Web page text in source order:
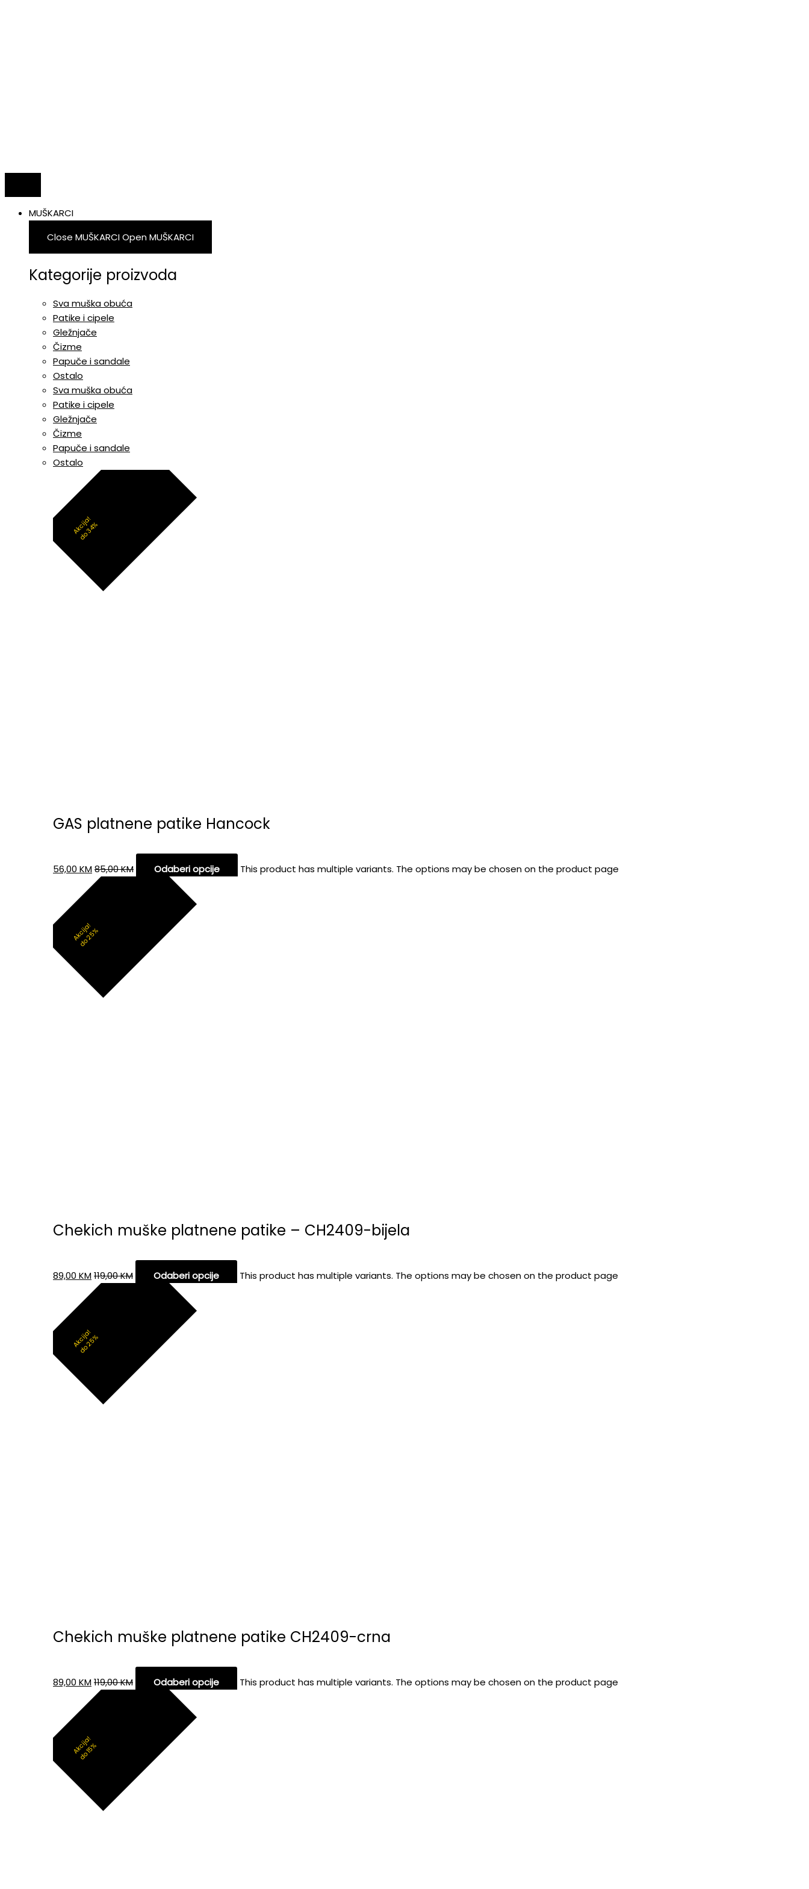
MUŠKARCI
Close MUŠKARCIOpen MUŠKARCI
Kategorije proizvoda
Sva muška obuća
Patike i cipele
Gležnjače
Čizme
Papuče i sandale
Ostalo
Sva muška obuća
Patike i cipele
Gležnjače
Čizme
Papuče i sandale
Ostalo
Akcija!
do 34%
GAS platnene patike Hancock
56,00 KM85,00KM Odaberi opcije This product has multiple variants. The options may be chosen on the product page
Akcija!
do 25%
Chekich muške platnene patike – CH2409-bijela
89,00 KM119,00KM Odaberi opcije This product has multiple variants. The options may be chosen on the product page
Akcija!
do 25%
Chekich muške platnene patike CH2409-crna
89,00 KM119,00KM Odaberi opcije This product has multiple variants. The options may be chosen on the product page
Akcija!
do 15%